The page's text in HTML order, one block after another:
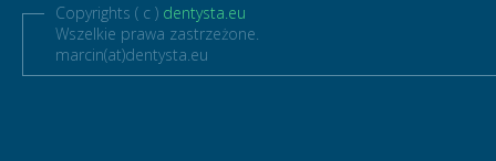
Copyrights ( c ) dentysta.eu
Wszelkie prawa zastrzeżone.
marcin(at)dentysta.eu